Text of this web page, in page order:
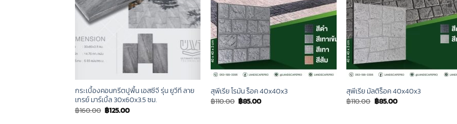
กระเบื้องคอนกรีตปูพื้น เอสซีจี รุ่น ยูวีที ลาย
เกรย์ มาร์เบิ้ล 30x60x3.5 ซม.
฿160.00 Original
price
฿125.00Current
สุพีเรีย โรมัน ร็อค 40x40x3
฿110.00 Original
price
฿85.00Current
สุพีเรีย มัลติร็อค 40x40x3
฿110.00 Original
price
฿85.00Current